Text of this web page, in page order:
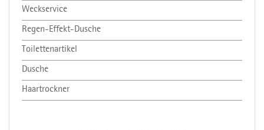
Weckservice
Regen-Effekt-Dusche
Toilettenartikel
Dusche
Haartrockner